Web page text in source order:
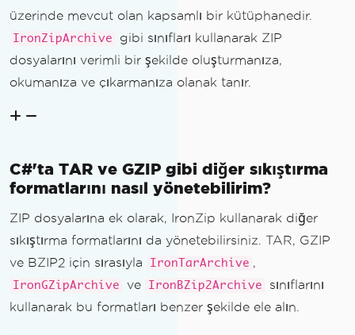
üzerinde mevcut olan kapsamlı bir kütüphanedir.
IronZipArchive
gibi sınıfları kullanarak ZIP
dosyalarını verimli bir şekilde oluşturmanıza,
okumanıza ve çıkarmanıza olanak tanır.
C#'ta TAR ve GZIP gibi diğer sıkıştırma
formatlarını nasıl yönetebilirim?
ZIP dosyalarına ek olarak, IronZip kullanarak diğer
sıkıştırma formatlarını da yönetebilirsiniz. TAR, GZIP
ve BZIP2 için sırasıyla
IronTarArchive ,
IronGZipArchive ve IronBZip2Archive
sınıflarını
kullanarak bu formatları benzer şekilde ele alın.